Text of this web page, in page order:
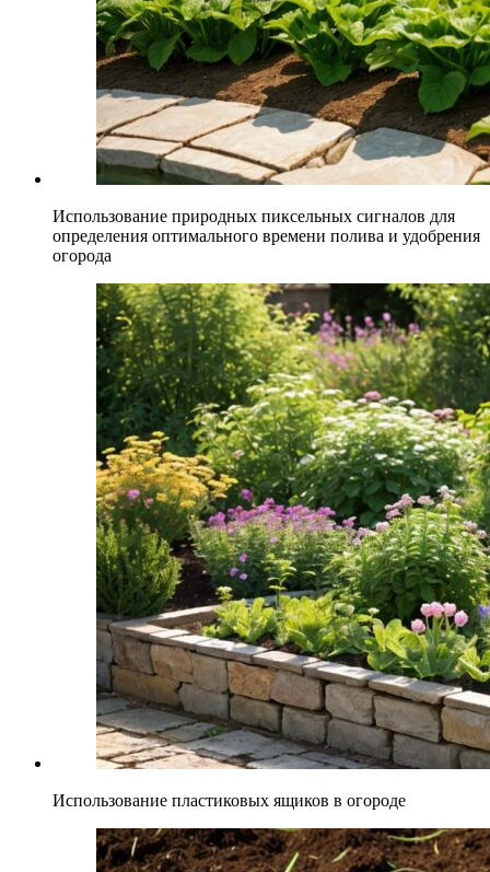
Использование природных пиксельных сигналов для
определения оптимального времени полива и удобрения
огорода
Использование пластиковых ящиков в огороде